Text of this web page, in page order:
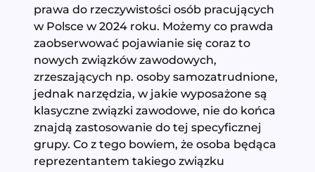
prawa do rzeczywistości osób pracujących
w Polsce w 2024 roku. Możemy co prawda
zaobserwować pojawianie się coraz to
nowych związków zawodowych,
zrzeszających np. osoby samozatrudnione,
jednak narzędzia, w jakie wyposażone są
klasyczne związki zawodowe, nie do końca
znajdą zastosowanie do tej specyficznej
grupy. Co z tego bowiem, że osoba będąca
reprezentantem takiego związku